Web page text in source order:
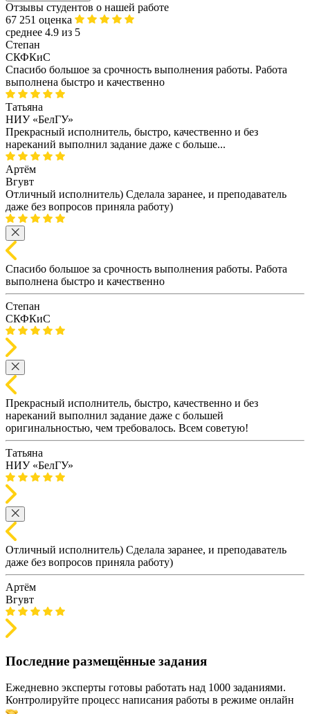
Отзывы студентов о нашей работе
67 251 оценка
среднее 4.9 из 5
Степан
СКФКиС
Спасибо большое за срочность выполнения работы. Работа
выполнена быстро и качественно
Татьяна
НИУ «БелГУ»
Прекрасный исполнитель, быстро, качественно и без
нареканий выполнил задание даже с больше...
Артём
Вгувт
Отличный исполнитель) Сделала заранее, и преподаватель
даже без вопросов приняла работу)
Спасибо большое за срочность выполнения работы. Работа
выполнена быстро и качественно
Степан
СКФКиС
Прекрасный исполнитель, быстро, качественно и без
нареканий выполнил задание даже с большей
оригинальностью, чем требовалось. Всем советую!
Татьяна
НИУ «БелГУ»
Отличный исполнитель) Сделала заранее, и преподаватель
даже без вопросов приняла работу)
Артём
Вгувт
Последние размещённые задания
Ежедневно эксперты готовы работать над 1000 заданиями.
Контролируйте процесс написания работы в режиме онлайн